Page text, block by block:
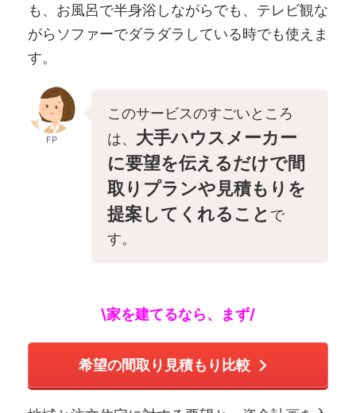
も、お風呂で半身浴しながらでも、テレビ観な
がらソファーでダラダラしている時でも使えま
す。
FP
このサービスのすごいところ
は、 大手ハウスメーカー
に要望を伝えるだけで間
取りプランや見積もりを
提案してくれること で
す。
\家を建てるなら、まず/
希望の間取り見積もり比較